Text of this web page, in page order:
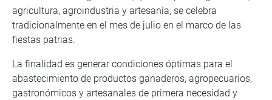
agricultura, agroindustria y artesanía, se celebra
tradicionalmente en el mes de julio en el marco de las
fiestas patrias.
La finalidad es generar condiciones óptimas para el
abastecimiento de productos ganaderos, agropecuarios,
gastronómicos y artesanales de primera necesidad y